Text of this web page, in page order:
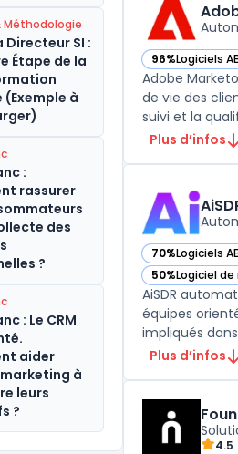
Méthodologie
Directeur SI :
Étape de la
à
:
rassurer
des
?
: Le CRM
aider
à
leurs
?
96%Logiciels
— voir Adobe
Adobe
de vie des
suivi et la
Plus d’infos
70%Logiciels
— voir AiSDR
50%Logiciel
— voir AiSDR
AiSDR
équipes
impliqués
Plus d’infos
4.5